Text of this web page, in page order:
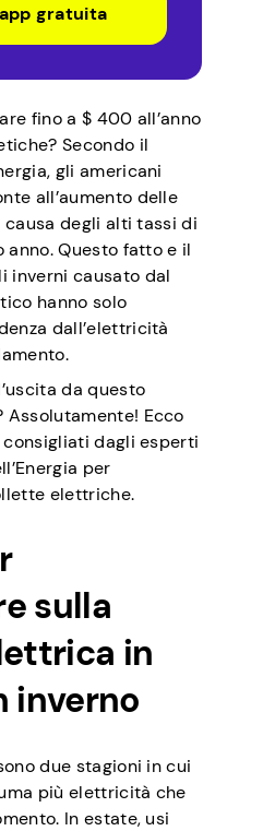
gratuita
fino a $ 400 all’anno
Secondo il
gli americani
all’aumento delle
degli alti tassi di
anno. Questo fatto e il
inverni causato dal
hanno solo
dall’elettricità
da questo
Assolutamente! Ecco
dagli esperti
per
elettriche.
sulla
in
inverno
due stagioni in cui
più elettricità che
In estate, usi